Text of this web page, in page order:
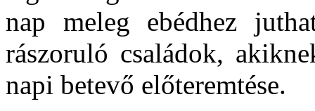
nap meleg ebédhez
rászoruló családok,
napi betevő előteremtése.